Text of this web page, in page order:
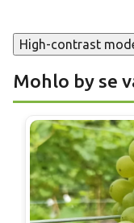
High-contrast
Mohlo by se